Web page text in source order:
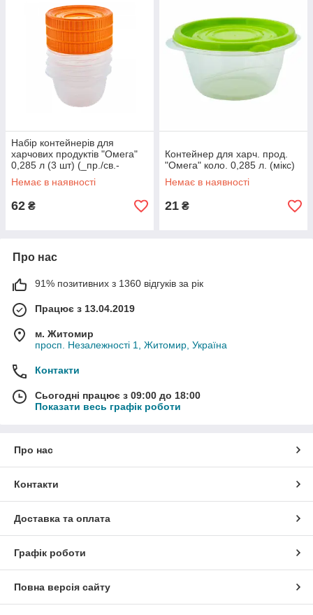
Набір контейнерів для
харчових продуктів "Омега"
0,285 л (3 шт) (_пр./св.-
оранж.)
Немає в наявності
62 ₴
Контейнер для харч. прод.
"Омега" коло. 0,285 л. (мікс)
Немає в наявності
21 ₴
Про нас
91% позитивних з 1360 відгуків за рік
Працює з 13.04.2019
м. Житомир
просп. Незалежності 1, Житомир, Україна
Контакти
Сьогодні працює з 09:00 до 18:00
Показати весь графік роботи
Про нас
Контакти
Доставка та оплата
Графік роботи
Повна версія сайту